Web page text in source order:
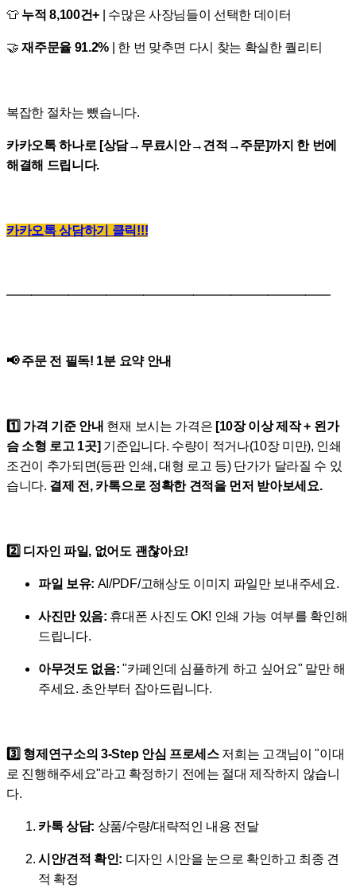
👕 누적 8,100건+ | 수많은 사장님들이 선택한 데이터
🤝재주문율 91.2% | 한 번 맞추면 다시 찾는 확실한 퀄리티
복잡한 절차는 뺐습니다.
카카오톡 하나로 [상담→무료시안→견적→주문]까지 한 번에
해결해 드립니다.
카카오톡 상담하기 클릭!!!
━━━━━━━━━━━━━━━━━━━━━━━━━━
📢 주문 전 필독! 1분 요약 안내
1️⃣ 가격 기준 안내 현재 보시는 가격은 [10장 이상 제작 + 왼가
슴 소형 로고 1곳] 기준입니다. 수량이 적거나(10장 미만), 인쇄
조건이 추가되면(등판 인쇄, 대형 로고 등) 단가가 달라질 수 있
습니다. 결제 전, 카톡으로 정확한 견적을 먼저 받아보세요.
2️⃣ 디자인 파일, 없어도 괜찮아요!
파일 보유: AI/PDF/고해상도 이미지 파일만 보내주세요.
사진만 있음: 휴대폰 사진도 OK! 인쇄 가능 여부를 확인해
드립니다.
아무것도 없음: "카페인데 심플하게 하고 싶어요" 말만 해
주세요. 초안부터 잡아드립니다.
3️⃣ 형제연구소의 3-Step 안심 프로세스저희는 고객님이 "이대
로 진행해주세요"라고 확정하기 전에는 절대 제작하지 않습니
다.
카톡 상담: 상품/수량/대략적인 내용 전달
시안/견적 확인: 디자인 시안을 눈으로 확인하고 최종 견
적 확정